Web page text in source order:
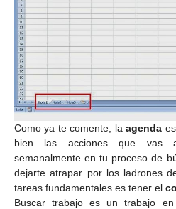
Como ya te comente, laagenda
bien las acciones que vas
semanalmente en tu proceso de
dejarte atrapar por los ladrones
tareas fundamentales es tener el
Buscar trabajo es un trabajo